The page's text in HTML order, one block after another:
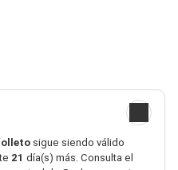
sigue siendo válido
21 día(s) más. Consulta el